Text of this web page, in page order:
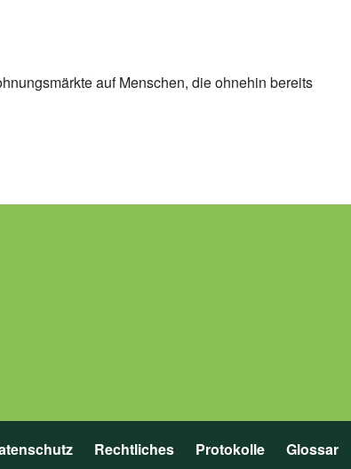
auf Menschen, die ohnehin bereits
Glossar
Protokolle
Rechtliches